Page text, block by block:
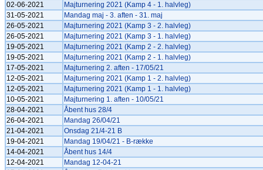
02-06-2021
Majturnering 2021 (Kamp 4 - 1. halvleg)
31-05-2021
Mandag maj - 3. aften - 31. maj
26-05-2021
Majturnering 2021 (Kamp 3 - 2. halvleg)
26-05-2021
Majturnering 2021 (Kamp 3 - 1. halvleg)
19-05-2021
Majturnering 2021 (Kamp 2 - 2. halvleg)
19-05-2021
Majturnering 2021 (Kamp 2 - 1. halvleg)
17-05-2021
Majturnering 2. aften - 17/05/21
12-05-2021
Majturnering 2021 (Kamp 1 - 2. halvleg)
12-05-2021
Majturnering 2021 (Kamp 1 - 1. halvleg)
10-05-2021
Majturnering 1. aften - 10/05/21
28-04-2021
Åbent hus 28/4
26-04-2021
Mandag 26/04/21
21-04-2021
Onsdag 21/4-21 B
19-04-2021
Mandag 19/04/21 - B-række
14-04-2021
Åbent hus 14/4
12-04-2021
Mandag 12-04-21